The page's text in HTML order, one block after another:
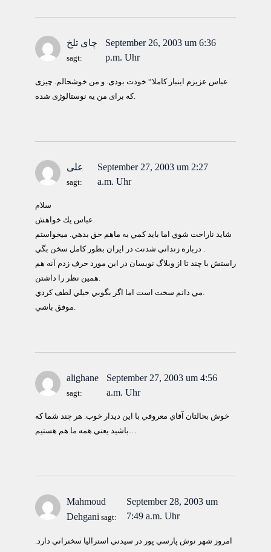
چای تلخ
sagt:
September 26, 2003 um 6:36
p.m. Uhr
عباس عزیزم اینبار کاملا“ خودت بودی. و من خوشحالم. چیزی
که برای من یه نوستالوژی شده.
علی
sagt:
September 27, 2003 um 2:27
a.m. Uhr
سلام
عباس يك خواهش.
شايد ناراحت شوي اما بايد كمي به ماهم حق بدهي. ميخواستم
درباره زنداني شدنت در ايران بطور كامل سخن بگي .
راستش با چند تا از وبلاگ نويسان در اين مورد حرف زدم آنه هم
همين نظر را داشتن.
مي دانم سخت است اما اگر بگويي خيلي لطف كردي.
موفق باشي.
alighane
sagt:
September 27, 2003 um 4:56
a.m. Uhr
خوش بحالتان آقاي معروفي با اين ديدار خوب. هر چند شما كه
باشيد يعني همه ما هم هستيم…
Mahmoud
Dehgani sagt:
September 28, 2003 um
7:49 a.m. Uhr
امروز شهر نوش پارسي پور در سيدني استراليا سخنراني دارد.